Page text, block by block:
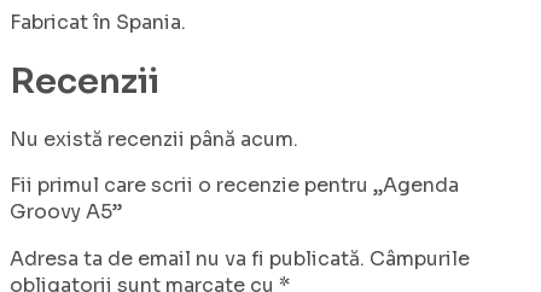
Fabricat în Spania.
Recenzii
Nu există recenzii până acum.
Fii primul care scrii o recenzie pentru „Agenda
Groovy A5”
Adresa ta de email nu va fi publicată. Câmpurile
obligatorii sunt marcate cu *